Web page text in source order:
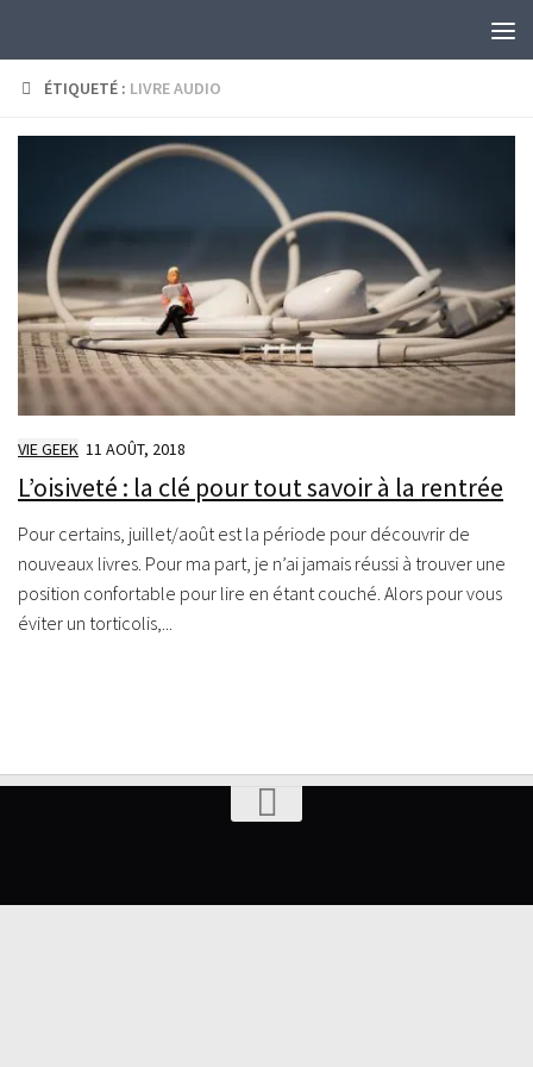
ÉTIQUETÉ : LIVRE AUDIO
VIE GEEK 11 AOÛT, 2018
L’oisiveté : la clé pour tout savoir à la rentrée
Pour certains, juillet/août est la période pour découvrir de
nouveaux livres. Pour ma part, je n’ai jamais réussi à trouver une
position confortable pour lire en étant couché. Alors pour vous
éviter un torticolis,...